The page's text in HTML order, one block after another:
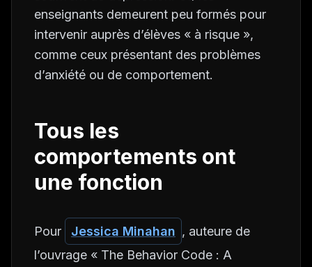
enseignants demeurent peu formés pour
intervenir auprès d’élèves « à risque »,
comme ceux présentant des problèmes
d’anxiété ou de comportement.
Tous les
comportements ont
une fonction
Pour Jessica Minahan , auteure de
l’ouvrage « The Behavior Code : A